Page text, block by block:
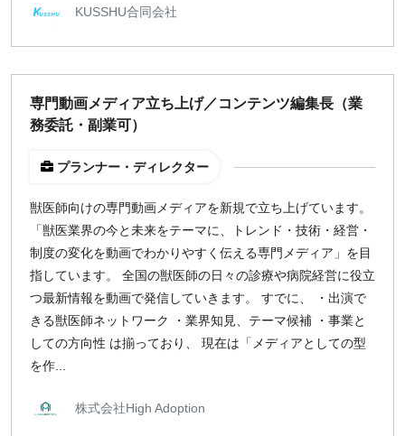
KUSSHU合同会社
専門動画メディア立ち上げ／コンテンツ編集長（業
務委託・副業可）
プランナー・ディレクター
獣医師向けの専門動画メディアを新規で立ち上げています。
「獣医業界の今と未来をテーマに、トレンド・技術・経営・
制度の変化を動画でわかりやすく伝える専門メディア」を目
指しています。 全国の獣医師の日々の診療や病院経営に役立
つ最新情報を動画で発信していきます。 すでに、 ・出演で
きる獣医師ネットワーク ・業界知見、テーマ候補 ・事業と
しての方向性 は揃っており、 現在は「メディアとしての型
を作...
株式会社High Adoption